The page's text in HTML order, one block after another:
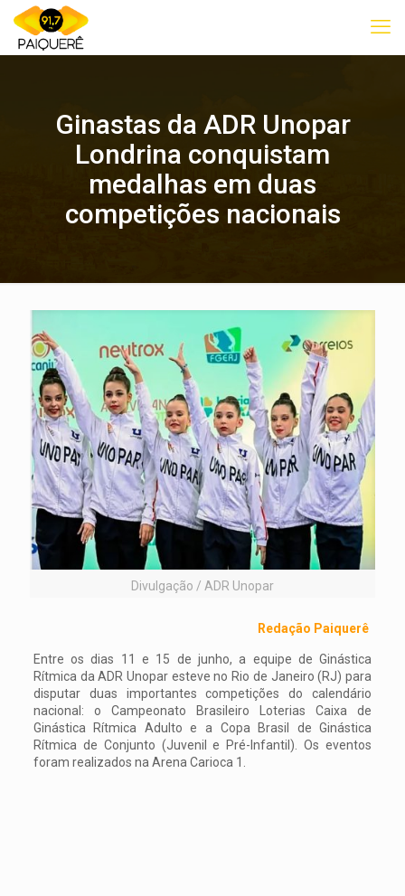
Ginastas da ADR Unopar
Londrina conquistam
medalhas em duas
competições nacionais
Divulgação / ADR Unopar
Redação Paiquerê
Entre os dias 11 e 15 de junho, a equipe de Ginástica
Rítmica da ADR Unopar esteve no Rio de Janeiro (RJ) para
disputar duas importantes competições do calendário
nacional: o Campeonato Brasileiro Loterias Caixa de
Ginástica Rítmica Adulto e a Copa Brasil de Ginástica
Rítmica de Conjunto (Juvenil e Pré-Infantil). Os eventos
foram realizados na Arena Carioca 1.